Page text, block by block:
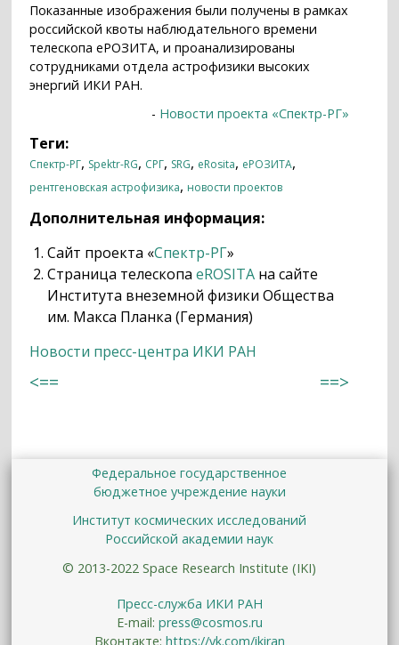
Показанные изображения были получены в рамках
российской квоты наблюдательного времени
телескопа еРОЗИТА, и проанализированы
сотрудниками отдела астрофизики высоких
энергий ИКИ РАН.
- Новости проекта «Спектр-РГ»
Теги:
Спектр-РГ, Spektr-RG, СРГ, SRG, eRosita, еРОЗИТА,
рентгеновская астрофизика, новости проектов
Дополнительная информация:
Сайт проекта «Спектр-РГ»
Страница телескопаeROSITA на сайте
Института внеземной физики Общества
им. Макса Планка (Германия)
Новости пресс-центра ИКИ РАН
<== ==>
Федеральное государственное
бюджетное учреждение науки
Институт космических исследований
Российской академии наук
© 2013-2022 Space Research Institute (IKI)
Пресс-служба ИКИ РАН
E-mail: press@cosmos.ru
Вконтакте: https://vk.com/ikiran